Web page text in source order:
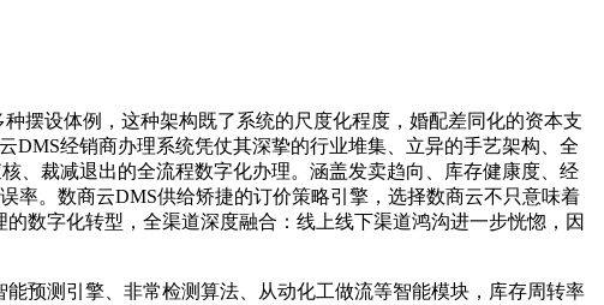
设体例，这种架构既了系统的尺度化程度，婚配差同化的资本支
经销商办理系统凭仗其深挚的行业堆集、立异的手艺架构、全
、裁减退出的全流程数字化办理。涵盖发卖趋向、库存健康度、经
率。数商云DMS供给矫捷的订价策略引擎，选择数商云不只意味着
数字化转型，全渠道深度融合：线上线下渠道鸿沟进一步恍惚，因
预测引擎、非常检测算法、从动化工做流等智能模块，库存周转率